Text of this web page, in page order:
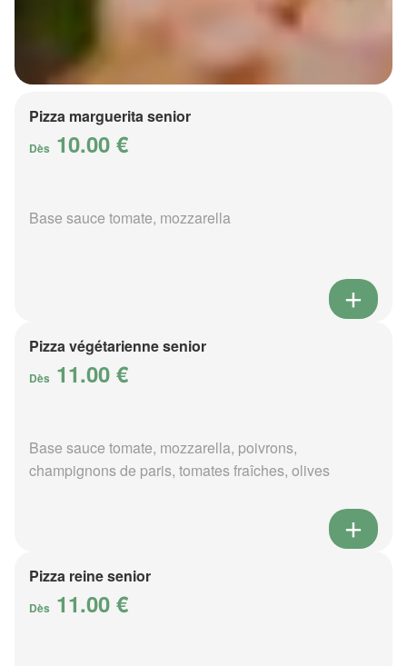
Pizza marguerita senior
Dès 10.00 €
Base sauce tomate, mozzarella
Pizza végétarienne senior
Dès 11.00 €
Base sauce tomate, mozzarella, poivrons,
champignons de paris, tomates fraîches, olives
Pizza reine senior
Dès 11.00 €